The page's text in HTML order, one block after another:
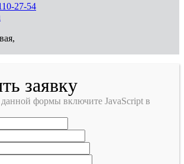
27-54
заявку
формы включите JavaScript в